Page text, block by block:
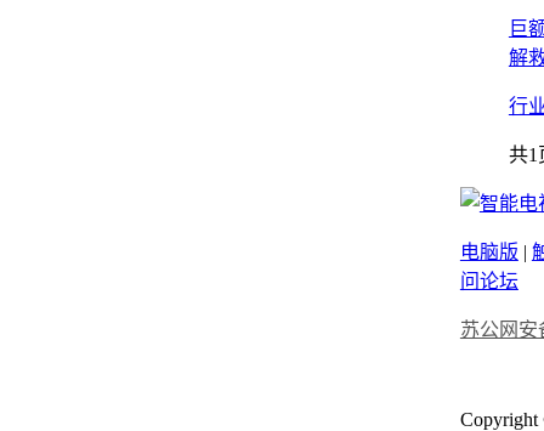
巨
解
行
共1
电脑版 |
问论坛
苏公网安